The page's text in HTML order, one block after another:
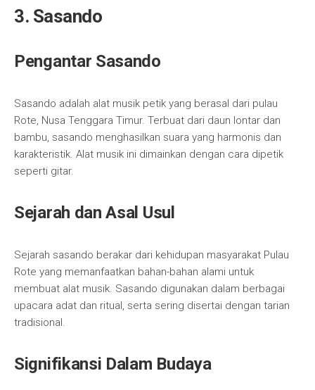
3. Sasando
Pengantar Sasando
Sasando adalah alat musik petik yang berasal dari pulau
Rote, Nusa Tenggara Timur. Terbuat dari daun lontar dan
bambu, sasando menghasilkan suara yang harmonis dan
karakteristik. Alat musik ini dimainkan dengan cara dipetik
seperti gitar.
Sejarah dan Asal Usul
Sejarah sasando berakar dari kehidupan masyarakat Pulau
Rote yang memanfaatkan bahan-bahan alami untuk
membuat alat musik. Sasando digunakan dalam berbagai
upacara adat dan ritual, serta sering disertai dengan tarian
tradisional.
Signifikansi Dalam Budaya